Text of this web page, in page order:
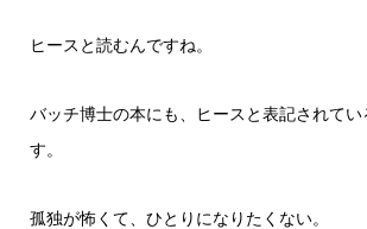
ヒースと読むんですね。
バッチ博士の本にも、ヒースと表記されてい
す。
孤独が怖くて、ひとりになりたくない。